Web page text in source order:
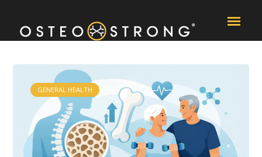
GENERAL HEALTH